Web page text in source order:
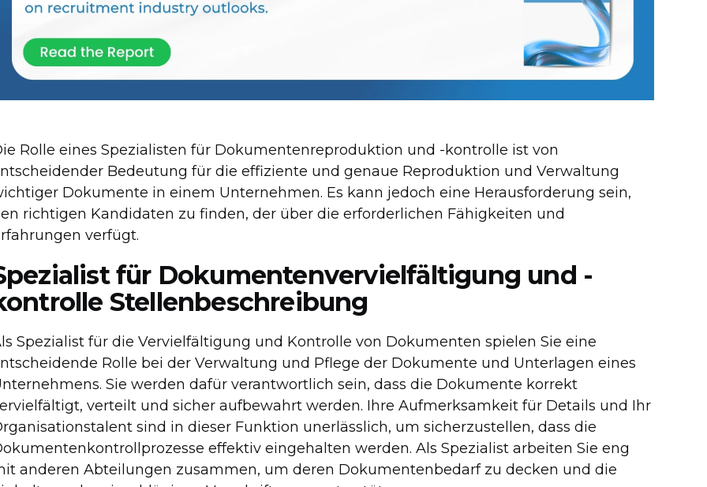
Rolle eines Spezialisten für Dokumentenreproduktion und -kontrolle ist von
Bedeutung für die effiziente und genaue Reproduktion und Verwaltung
Dokumente in einem Unternehmen. Es kann jedoch eine Herausforderung sein,
richtigen Kandidaten zu finden, der über die erforderlichen Fähigkeiten und
verfügt.
für Dokumentenvervielfältigung und -
Stellenbeschreibung
Spezialist für die Vervielfältigung und Kontrolle von Dokumenten spielen Sie eine
Rolle bei der Verwaltung und Pflege der Dokumente und Unterlagen eines
Sie werden dafür verantwortlich sein, dass die Dokumente korrekt
verteilt und sicher aufbewahrt werden. Ihre Aufmerksamkeit für Details und Ihr
sind in dieser Funktion unerlässlich, um sicherzustellen, dass die
effektiv eingehalten werden. Als Spezialist arbeiten Sie eng
anderen Abteilungen zusammen, um deren Dokumentenbedarf zu decken und die